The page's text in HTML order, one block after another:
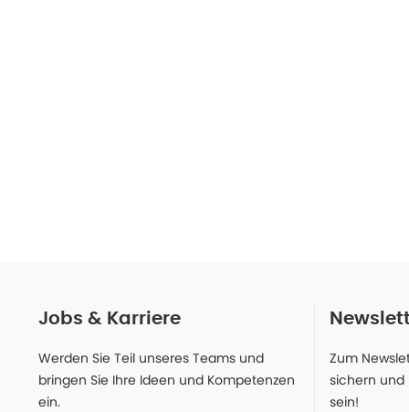
Jobs & Karriere
Werden Sie Teil unseres Teams und
bringen Sie Ihre Ideen und Kompetenzen
ein.
Zum
sichern
sein!